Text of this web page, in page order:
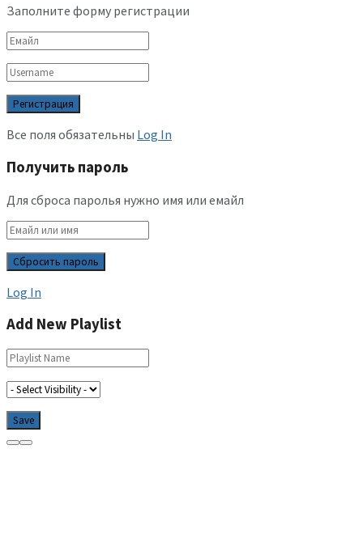
Заполните форму регистрации
Все поля обязательны Log In
Получить пароль
Для сброса паролья нужно имя или емайл
Log In
Add New Playlist